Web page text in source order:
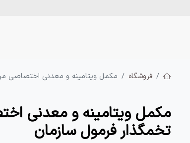
فروشگاه مکمل ویتامینه و معدنی اختصاصی
مکمل ویتامینه و معدنی
تخمگذار فرمول سازمان